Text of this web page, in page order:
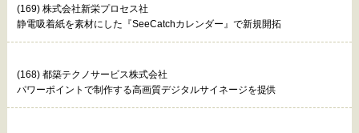
(169) 株式会社新栄プロセス社
静電吸着紙を素材にした『SeeCatchカレンダー』で新規開拓
(168) 都築テクノサービス株式会社
パワーポイントで制作する高画質デジタルサイネージを提供